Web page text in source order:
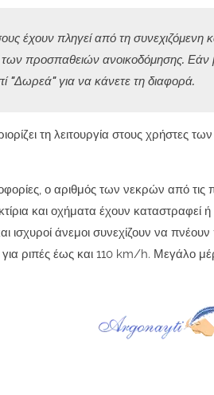
έχουν πληγεί από τη
των προσπαθειών ανοικοδόμησης.
"Δωρεά" για να κάνετε τη διαφορά.
τη λειτουργία στους
ο αριθμός των νεκρών από τις
και οχήματα έχουν
ισχυροί άνεμοι συνεχίζουν να
ριπές έως και 110 km/h. Μεγάλο